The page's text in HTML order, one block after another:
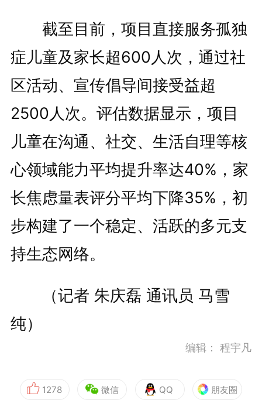
截至目前，项目直接服务孤独
症儿童及家长超600人次，通过社
区活动、宣传倡导间接受益超
2500人次。评估数据显示，项目
儿童在沟通、社交、生活自理等核
心领域能力平均提升率达40%，家
长焦虑量表评分平均下降35%，初
步构建了一个稳定、活跃的多元支
持生态网络。
（记者 朱庆磊 通讯员 马雪
纯）
编辑：程宇凡
1278 微信 QQ 朋友圈